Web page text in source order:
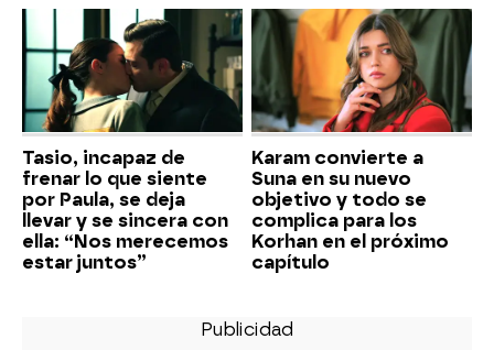
Tasio, incapaz de
frenar lo que siente
por Paula, se deja
llevar y se sincera con
ella: “Nos merecemos
estar juntos”
Karam convierte a
Suna en su nuevo
objetivo y todo se
complica para los
Korhan en el próximo
capítulo